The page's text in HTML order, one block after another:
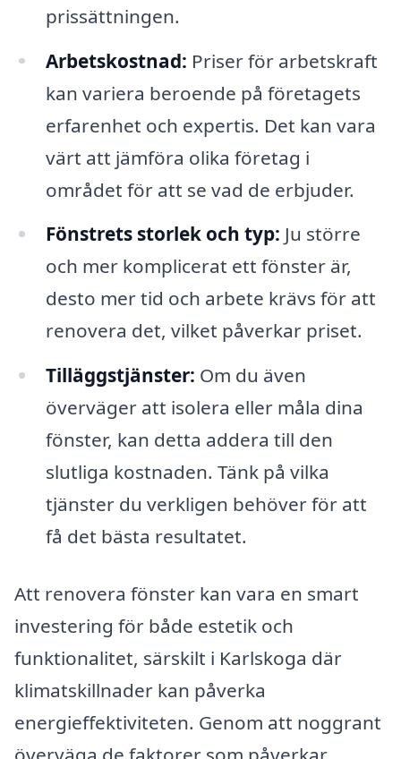
prissättningen.
Arbetskostnad: Priser för arbetskraft
kan variera beroende på företagets
erfarenhet och expertis. Det kan vara
värt att jämföra olika företag i
området för att se vad de erbjuder.
Fönstrets storlek och typ: Ju större
och mer komplicerat ett fönster är,
desto mer tid och arbete krävs för att
renovera det, vilket påverkar priset.
Tilläggstjänster: Om du även
överväger att isolera eller måla dina
fönster, kan detta addera till den
slutliga kostnaden. Tänk på vilka
tjänster du verkligen behöver för att
få det bästa resultatet.
Att renovera fönster kan vara en smart
investering för både estetik och
funktionalitet, särskilt i Karlskoga där
klimatskillnader kan påverka
energieffektiviteten. Genom att noggrant